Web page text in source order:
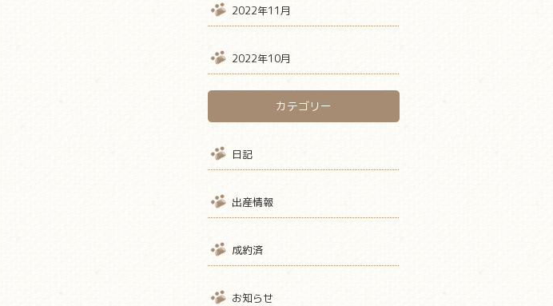
2022年11月
2022年10月
カテゴリー
日記
出産情報
成約済
お知らせ